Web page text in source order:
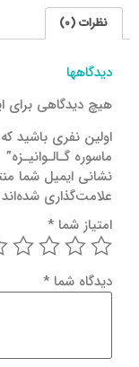
نظرات (0)
دیدگاهها
هیچ دیدگاهی
اولین نفری باشید
ماسوره گـالـوانیـزه”
نشانی ایمیل شما
علامت‌گذاری شده‌اند
امتیاز شما *
دیدگاه شما *